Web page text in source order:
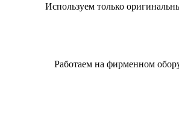
Используем только
Работаем на фирменном